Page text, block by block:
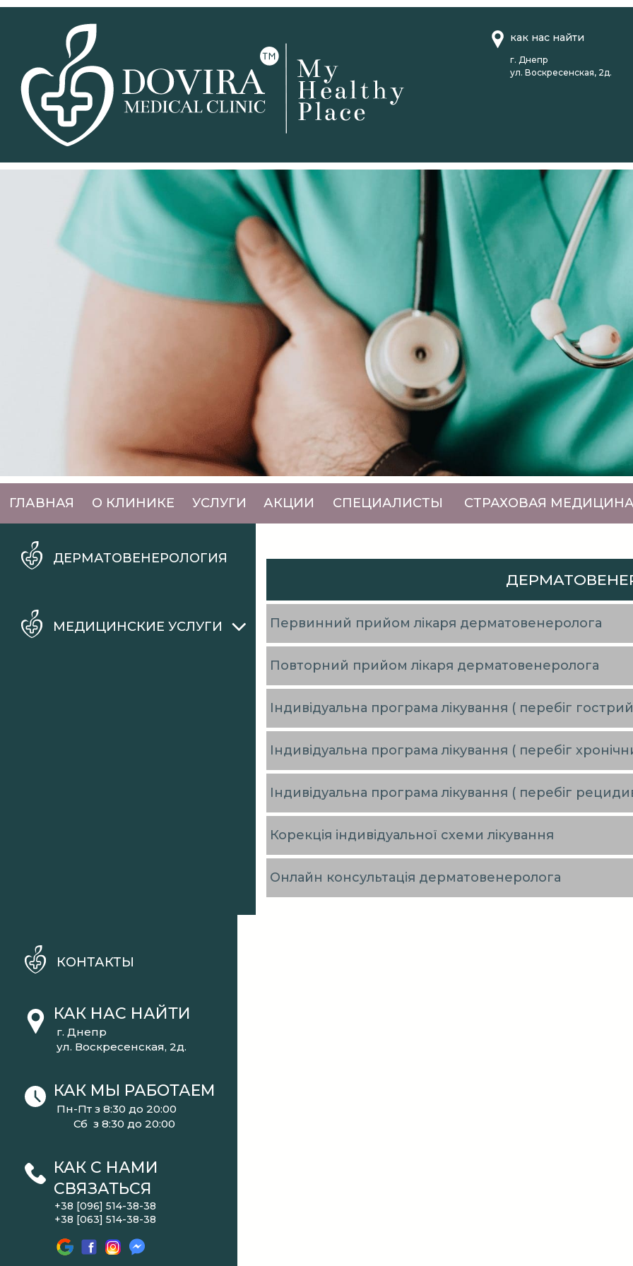
как нас найти
г. Днепр
ул. Воскресенская, 2д.
ГЛАВНАЯ О КЛИНИКЕ УСЛУГИ АКЦИИ СПЕЦИАЛИСТЫ СТРАХОВАЯ
ДЕРМАТОВЕНЕРОЛОГИЯ
МЕДИЦИНСКИЕ УСЛУГИ Первинний прийом лікаря дерматовенеролога
Повторний прийом лікаря дерматовенеролога
Індивідуальна програма лікування ( перебіг
Індивідуальна програма лікування ( перебіг
Індивідуальна програма лікування ( перебіг
Корекція індивідуальної схеми лікування
Онлайн консультація дерматовенеролога
КОНТАКТЫ
КАК НАС НАЙТИ
г. Днепр
ул. Воскресенская, 2д.
КАК МЫ РАБОТАЕМ
Пн-Пт з 8:30 до 20:00
Сб з 8:30 до 20:00
КАК С НАМИ
СВЯЗАТЬСЯ
+38 [096] 514-38-38
+38 [063] 514-38-38